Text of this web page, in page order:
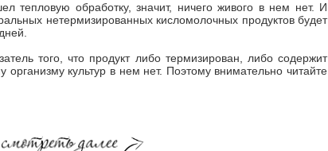
тепловую обработку, значит, ничего живого в нем нет. И
нетермизированных кисломолочных продуктов будет
того, что продукт либо термизирован, либо содержит
культур в нем нет. Поэтому внимательно читайте